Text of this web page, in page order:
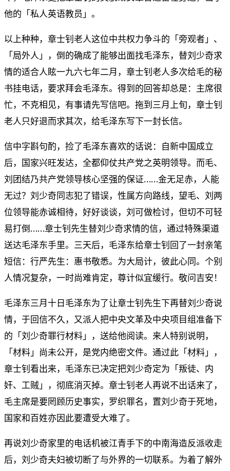
他的「私人英语教员」。
以上种种，章士钊老人这位中共权力争斗的「旁观者」、
「局外人」，倒的确成了能够出面找毛泽东，替刘少奇求
情的适合人眩一九六七年二月，章士钊老人多次给毛的秘
书挂电话，要求拜会毛泽东。得到的回答却总是：主席很
忙，不克相见，有事请先写信吧。拖到三月上旬，章士钊
老人只好退而求其次，给毛泽东写下一封长信。
信中字斟句酌，捡了毛泽东喜欢的话说：自新中国成立
后，国家兴旺发达，全都仰仗共产党之英明领导。而毛、
刘团结乃共产党领导核心坚强的保证……金无足赤，人能
无过？刘少奇同志犯了错误，性属方向路线，望毛、刘两
位领导能赤诚相待，好好谈谈，刘可做检讨，但切不可轻
易打倒……章士钊先生替刘少奇求情的信，通过特殊渠道
送达毛泽东手里。三天后，毛泽东给章士钊回了一封亲笔
短信：行严先生：惠书敬悉。为大局计，彼此心同。个别
人情况复杂，一时尚难肯定，尊计似宜缓行。敬问吉安！
毛泽东三月十日毛泽东为了让章士钊先生下再替刘少奇说
情，于回信不久，又派人把中央文革及中央项目组准备下
的「刘少奇罪行材料」，送给他阅读。来人特别说明，
「材料」尚未公开，是党内绝密文件。通过此「材料」，
章士钊看出来，毛泽东已决定把刘少奇定为「叛徒、内
奸、工贼」，彻底消灭掉。章士钊老人再说不出话来了，
毛主席是要罔顾历史事实，罗织罪名，置刘少奇于死地，
国家和百姓亦因此要遭受大难了。
再说刘少奇家里的电话机被江青手下的中南海造反派收走
后，刘少奇夫妇被切断了与外界的一切联系。为着了解外